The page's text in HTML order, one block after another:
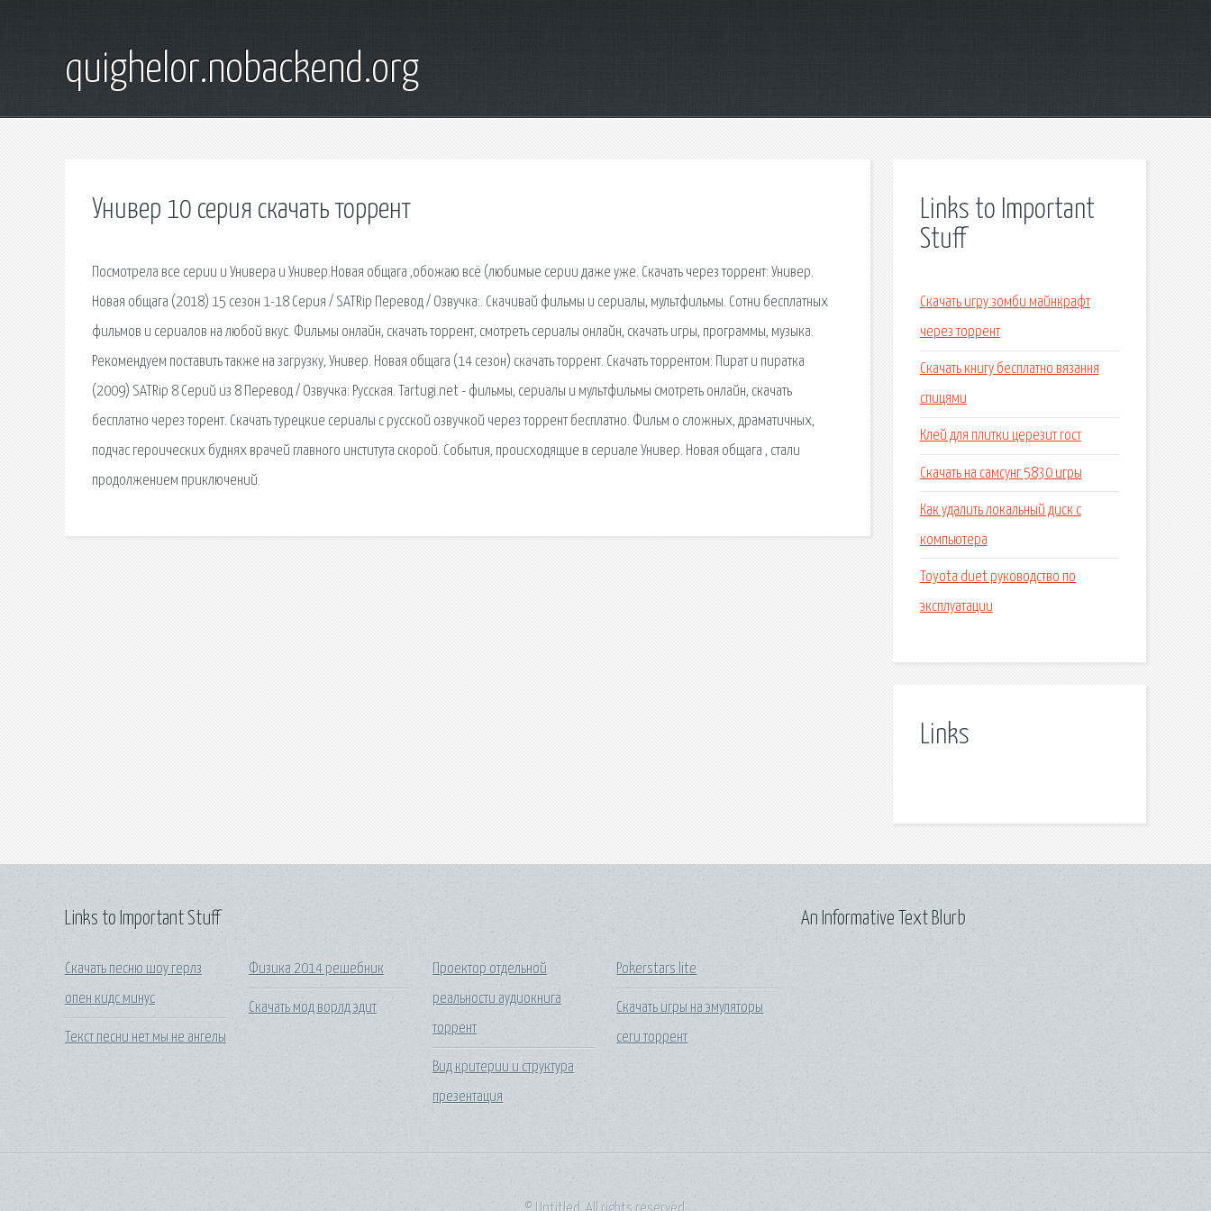
quighelor.nobackend.org
Универ 10 серия скачать торрент
Посмотрела все серии и Универа и Универ.Новая общага ,обожаю всё (любимые серии даже уже. Скачать через торрент: Универ.
Новая общага (2018) 15 сезон 1-18 Серия / SATRip Перевод / Озвучка:. Скачивай фильмы и сериалы, мультфильмы. Сотни бесплатных
фильмов и сериалов на любой вкус. Фильмы онлайн, скачать торрент, смотреть сериалы онлайн, скачать игры, программы, музыка.
Рекомендуем поставить также на загрузку, Универ. Новая общага (14 сезон) скачать торрент. Скачать торрентом: Пират и пиратка
(2009) SATRip 8 Серий из 8 Перевод / Озвучка: Русская. Tartugi.net - фильмы, сериалы и мультфильмы смотреть онлайн, скачать
бесплатно через торент. Скачать турецкие сериалы с русской озвучкой через торрент бесплатно. Фильм о сложных, драматичных,
подчас героических буднях врачей главного института скорой. События, происходящие в сериале Универ. Новая общага , стали
продолжением приключений.
Links to Important
Stuff
Скачать игру зомби майнкрафт
через торрент
Скачать книгу бесплатно вязання
спицями
Клей для плитки церезит гост
Скачать на самсунг 5830 игры
Как удалить локальный диск с
компьютера
Toyota duet руководство по
эксплуатации
Links
Links to Important Stuff
Скачать песню шоу герлз
опен кидс минус
Текст песни нет мы не ангелы
Физика 2014 решебник
Скачать мод ворлд эдит
Проектор отдельной
реальности аудиокнига
торрент
Вид критерии и структура
презентация
Pokerstars lite
Скачать игры на эмуляторы
сеги торрент
An Informative Text Blurb